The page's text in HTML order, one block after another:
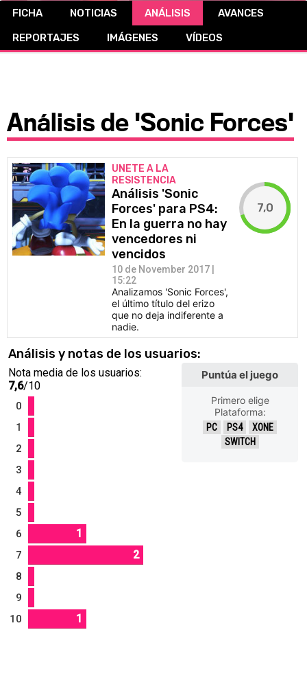
CÓMICS
MANGA
FICHA NOTICIAS ANÁLISIS
AVANCES
REPORTAJES
IMÁGENES VÍDEOS
Análisis de 'Sonic Forces'
UNETE A LA
RESISTENCIA
Análisis 'Sonic
Forces' para PS4:
En la guerra no hay
vencedores ni
vencidos
10 de November 2017 |
15:22
Analizamos 'Sonic Forces',
el último título del erizo
que no deja indiferente a
nadie.
7,0
Análisis y notas de los usuarios:
Nota media de los usuarios:
7,6/10
0
1
2
3
4
5
6
1
7 2
8
9
10
1
Puntúa el juego
Primero elige
Plataforma:
PC PS4
XONE
SWITCH